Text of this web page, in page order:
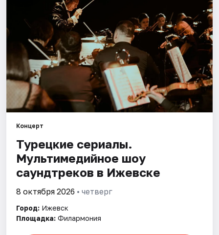
События
Города
Площадки
Рейтинги
Концерт
Турецкие сериалы.
Мультимедийное шоу
саундтреков в Ижевске
8 октября 2026 • четверг
Город: Ижевск
Площадка: Филармония